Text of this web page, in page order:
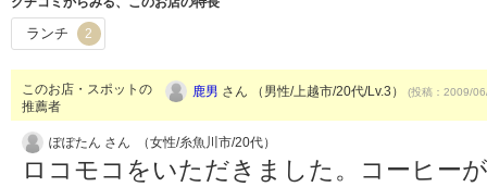
ランチ 2
このお店・スポットの
推薦者
鹿男 さん （男性/上越市/20代/Lv.3） (投稿：2009/
ぽぽたん さん （女性/糸魚川市/20代）
ロコモコをいただきました。コーヒー